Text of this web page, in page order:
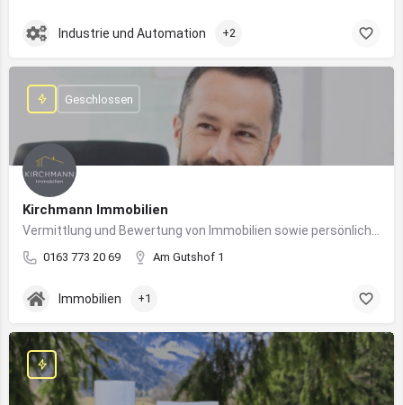
Industrie und Automation +2
Kirchmann Immobilien
0163 773 20 69 Am Gutshof 1
Geschlossen
Immobilien +1